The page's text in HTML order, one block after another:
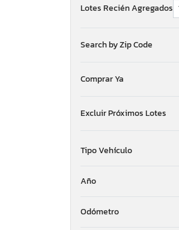
Lotes Recién Agregados
Search by Zip Code
Comprar Ya
Excluir Próximos Lotes
Tipo Vehículo
Año
Odómetro